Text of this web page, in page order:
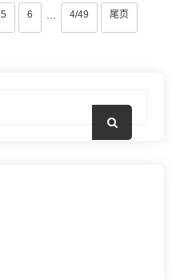
5 6 ··· 4/49 尾页